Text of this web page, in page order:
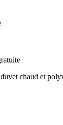
chaud et